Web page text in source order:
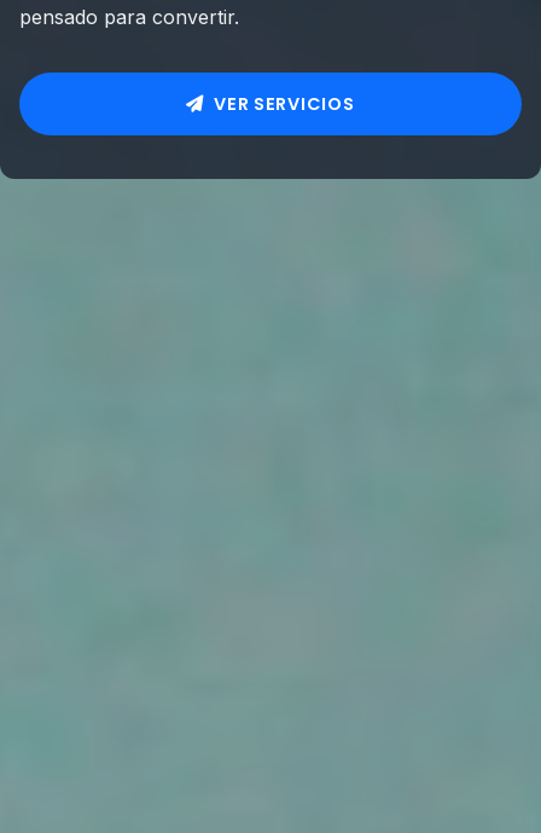
pensado para convertir.
VER SERVICIOS